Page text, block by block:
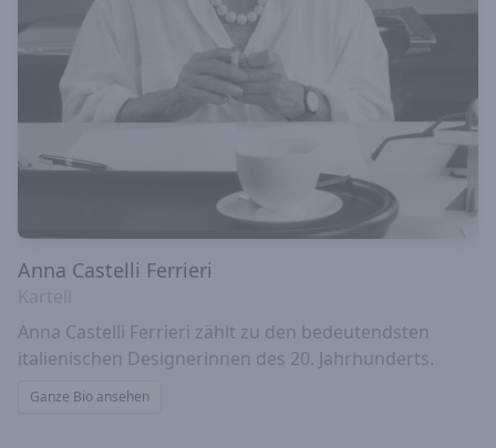
Anna Castelli Ferrieri
Anna Castelli Ferrieri zählt zu den bedeutendsten
italienischen Designerinnen des 20. Jahrhunderts.
Ganze Bio ansehen